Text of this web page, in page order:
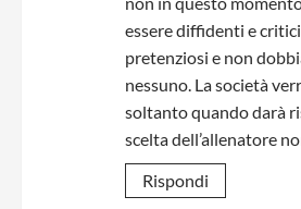
essere diffidenti e
pretenziosi e non
nessuno. La società
soltanto quando darà
scelta dell’allenatore
Rispondi